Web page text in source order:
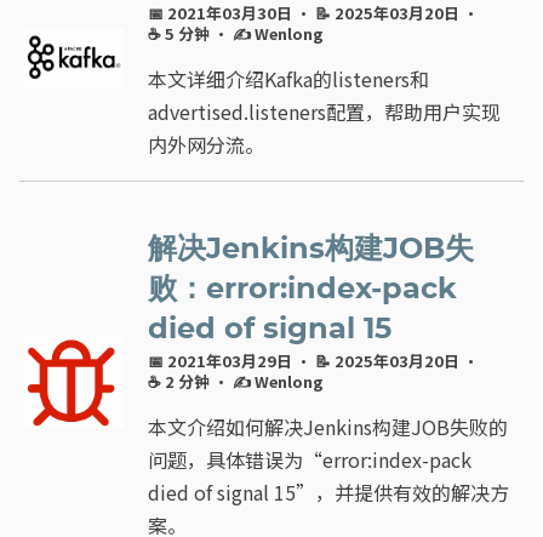
📅 2021年03月30日 · 📝 2025年03月20日 ·
☕ 5 分钟 · ✍ Wenlong
本文详细介绍Kafka的listeners和
advertised.listeners配置，帮助用户实现
内外网分流。
解决Jenkins构建JOB失
败：error:index-pack
died of signal 15
📅 2021年03月29日 · 📝 2025年03月20日 ·
☕ 2 分钟 · ✍ Wenlong
本文介绍如何解决Jenkins构建JOB失败的
问题，具体错误为“error:index-pack
died of signal 15”，并提供有效的解决方
案。